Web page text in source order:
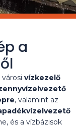
a
vízkezelő
, valamint az
és a vízbázisok